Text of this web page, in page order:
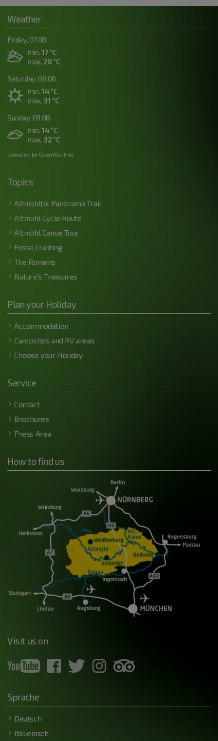
Weather
Friday, 07.08.
min.17 °C
max. 28 °C
Saturday, 08.08.
min.14 °C
max. 31 °C
Sunday, 09.08.
min.14 °C
max. 32 °C
powered by OpenWeather
Topics
Altmühltal Panorama Trail
Altmühl Cycle Route
Altmühl Canoe Tour
Fossil Hunting
The Romans
Nature's Treasures
Plan your Holiday
Accommodation
Campsites and RV areas
Choose your Holiday
Service
Contact
Brochures
Press Area
How to find us
Visit us on
Sprache
Deutsch
Italienisch